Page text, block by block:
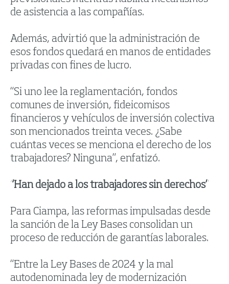
de asistencia a las compañías.
Además, advirtió que la administración de
esos fondos quedará en manos de entidades
privadas con fines de lucro.
“Si uno lee la reglamentación, fondos
comunes de inversión, fideicomisos
financieros y vehículos de inversión colectiva
son mencionados treinta veces. ¿Sabe
cuántas veces se menciona el derecho de los
trabajadores? Ninguna”, enfatizó.
“Han dejado a los trabajadores sin derechos”
Para Ciampa, las reformas impulsadas desde
la sanción de la Ley Bases consolidan un
proceso de reducción de garantías laborales.
“Entre la Ley Bases de 2024 y la mal
autodenominada ley de modernización